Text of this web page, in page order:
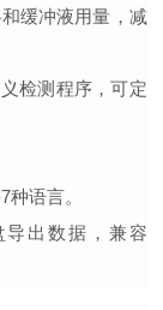
缓冲液用量，减
检测程序，可定
种语言。
导出数据，兼容